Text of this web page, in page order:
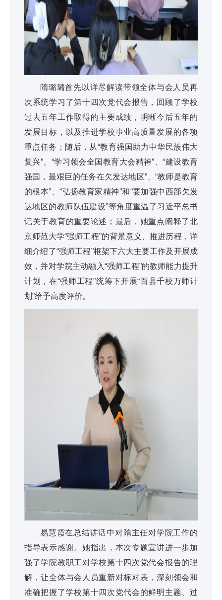
隋璐璐首先以详尽解读带领全体与会人员再
次系统学习了第十四次党代会报告，回顾了学校
过去五年工作取得的主要成绩，明晰今后五年的
发展目标，以及推进学校事业高质量发展的各项
重点任务；随后，从“教育强国助力中华民族伟大
复兴”、“学习领会全国教育大会精神”、“建设教育
强国，最艰巨的任务在欠发达地区”、“教师是教育
的根本”、“弘扬教育家精神”和“要加强中西部欠发
达地区的教师队伍建设”等角度重温了习近平总书
记关于教育的重要论述；最后，她重点阐释了北
京师范大学“强师工程”的背景意义、推进历程，详
细介绍了“强师工程”框架下六大主要工作及开展成
效，并对学院主动融入“强师工程”的教师能力提升
计划，在“强师工程”统筹下开展“百县千校万师计
划”给予高度评价。
易慧霞在总结讲话中对隋主任对学院工作的
指导表示感谢。她指出，本次专题宣讲进一步加
强了学院教职工对学校第十四次党代会报告的理
解，让全体与会人员重新对标对表，深刻领会和
准确把握了学校第十四次党代会的鲜明主题、过